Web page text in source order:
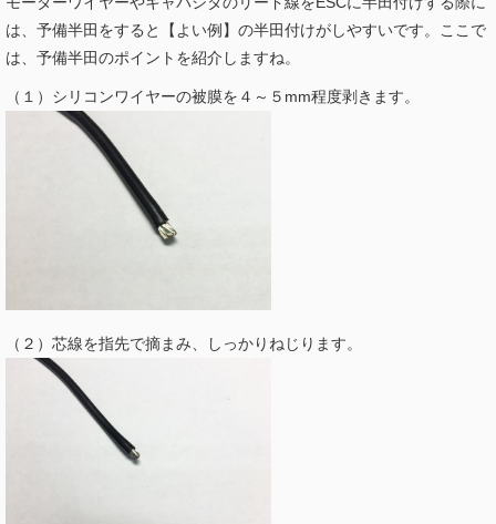
は、予備半田をすると【よい例】の半田付けがしやすいです。ここで
は、予備半田のポイントを紹介しますね。
（１）シリコンワイヤーの被膜を４～５mm程度剥きます。
（２）芯線を指先で摘まみ、しっかりねじります。